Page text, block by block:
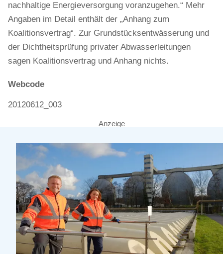
nachhaltige Energieversorgung voranzugehen.“ Mehr
Angaben im Detail enthält der „Anhang zum
Koalitionsvertrag“. Zur Grundstücksentwässerung und
der Dichtheitsprüfung privater Abwasserleitungen
sagen Koalitionsvertrag und Anhang nichts.
Webcode
20120612_003
Anzeige